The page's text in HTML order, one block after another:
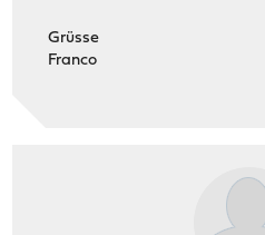
Grüsse
Franco